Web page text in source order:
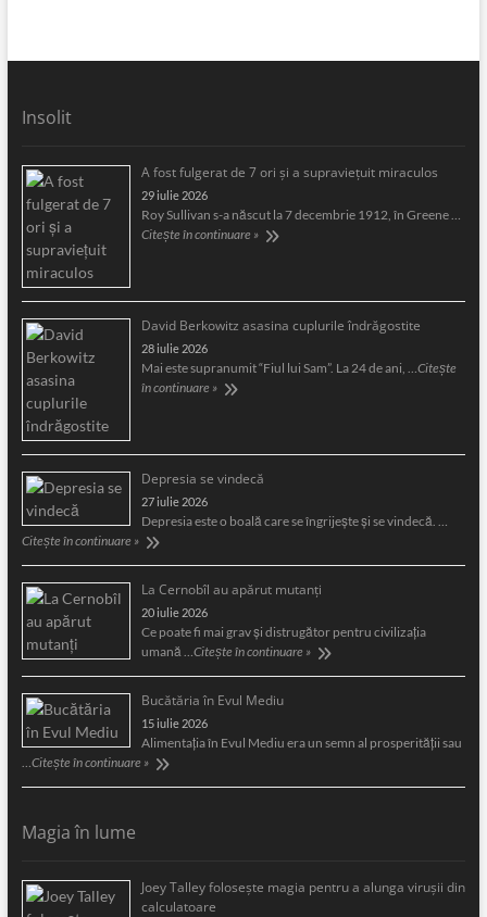
Insolit
A fost fulgerat de 7 ori şi a supravieţuit miraculos
29 iulie 2026
Roy Sullivan s-a născut la 7 decembrie 1912, în Greene …
Citește în continuare »
David Berkowitz asasina cuplurile îndrăgostite
28 iulie 2026
Mai este supranumit “Fiul lui Sam”. La 24 de ani, … Citește
în continuare »
Depresia se vindecă
27 iulie 2026
Depresia este o boală care se îngrijeşte şi se vindecă. …
Citește în continuare »
La Cernobîl au apărut mutanți
20 iulie 2026
Ce poate fi mai grav și distrugător pentru civilizația
umană … Citește în continuare »
Bucătăria în Evul Mediu
15 iulie 2026
Alimentaţia în Evul Mediu era un semn al prosperităţii sau
Citește în continuare »
Magia în lume
Joey Talley foloseşte magia pentru a alunga viruşii din
calculatoare